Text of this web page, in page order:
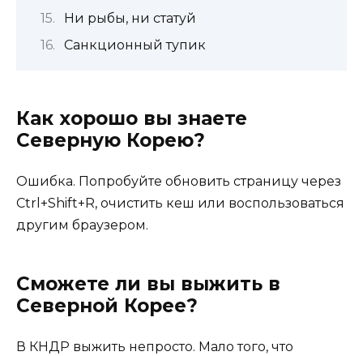
Ни рыбы, ни статуй
Санкционный тупик
Как хорошо вы знаете
Северную Корею?
Ошибка. Попробуйте обновить страницу через
Ctrl+Shift+R, очистить кеш или воспользоваться
другим браузером.
Сможете ли вы выжить в
Северной Корее?
В КНДР выжить непросто. Мало того, что